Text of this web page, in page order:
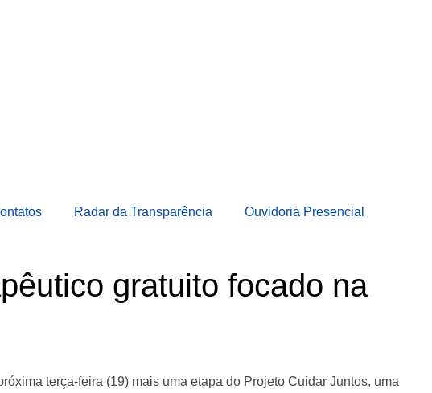
Radar da Transparência Ouvidoria Presencial
gratuito focado na
terça-feira (19) mais uma etapa do Projeto Cuidar Juntos, uma